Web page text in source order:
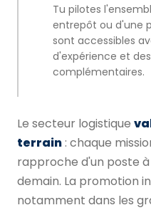
Tu pilotes
entrepôt ou d'une
sont accessibles
d'expérience et
complémentaires.
Le secteur logistique
terrain : chaque
rapproche d'un poste
demain. La promotion
notamment dans les